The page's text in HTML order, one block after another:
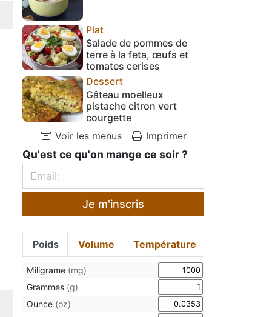
Plat
Salade de pommes de
terre à la feta, œufs et
tomates cerises
Dessert
Gâteau moelleux
pistache citron vert
courgette
Voir les menus
Imprimer
Qu'est ce qu'on mange ce soir ?
Je m'inscris
Poids Volume Température
Miligrame (mg)
Grammes (g)
Ounce (oz)